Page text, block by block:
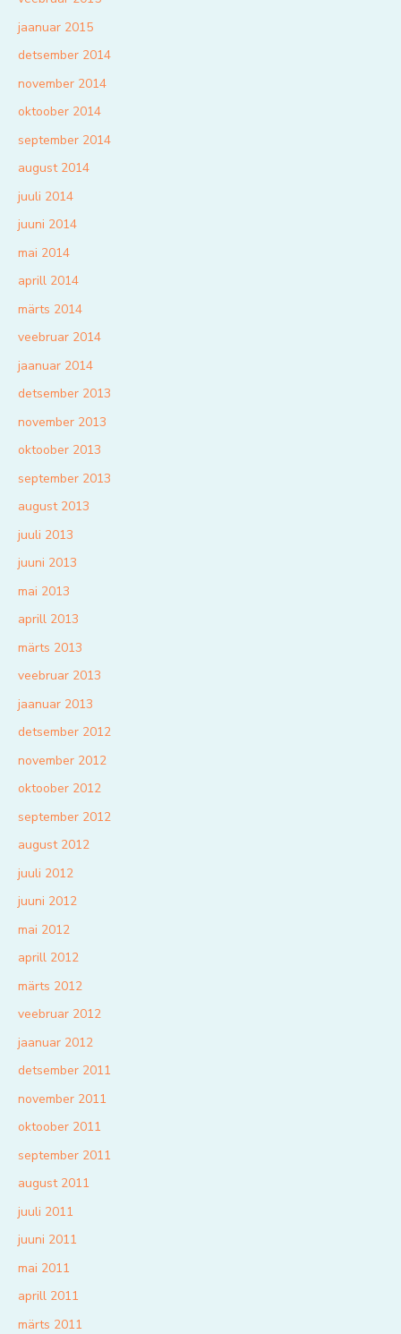
jaanuar 2015
detsember 2014
november 2014
oktoober 2014
september 2014
august 2014
juuli 2014
juuni 2014
mai 2014
aprill 2014
märts 2014
veebruar 2014
jaanuar 2014
detsember 2013
november 2013
oktoober 2013
september 2013
august 2013
juuli 2013
juuni 2013
mai 2013
aprill 2013
märts 2013
veebruar 2013
jaanuar 2013
detsember 2012
november 2012
oktoober 2012
september 2012
august 2012
juuli 2012
juuni 2012
mai 2012
aprill 2012
märts 2012
veebruar 2012
jaanuar 2012
detsember 2011
november 2011
oktoober 2011
september 2011
august 2011
juuli 2011
juuni 2011
mai 2011
aprill 2011
märts 2011